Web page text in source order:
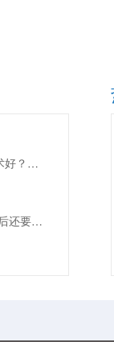
眼科医生不做近视手术？ICL比激光手术好？这些近视手术谣言，别再信了！
近视手术矫正近视，那散光怎么办，术后还要戴眼镜吗？